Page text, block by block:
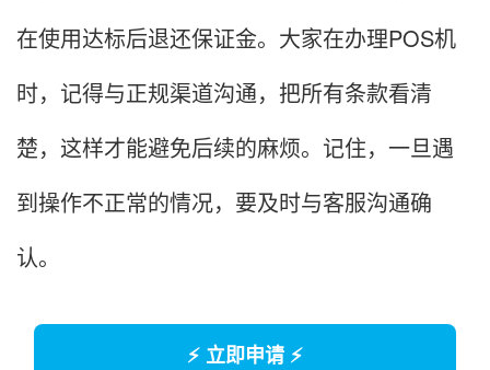
在使用达标后退还保证金。大家在办理POS机
时，记得与正规渠道沟通，把所有条款看清
楚，这样才能避免后续的麻烦。记住，一旦遇
到操作不正常的情况，要及时与客服沟通确
认。
⚡ 立即申请 ⚡